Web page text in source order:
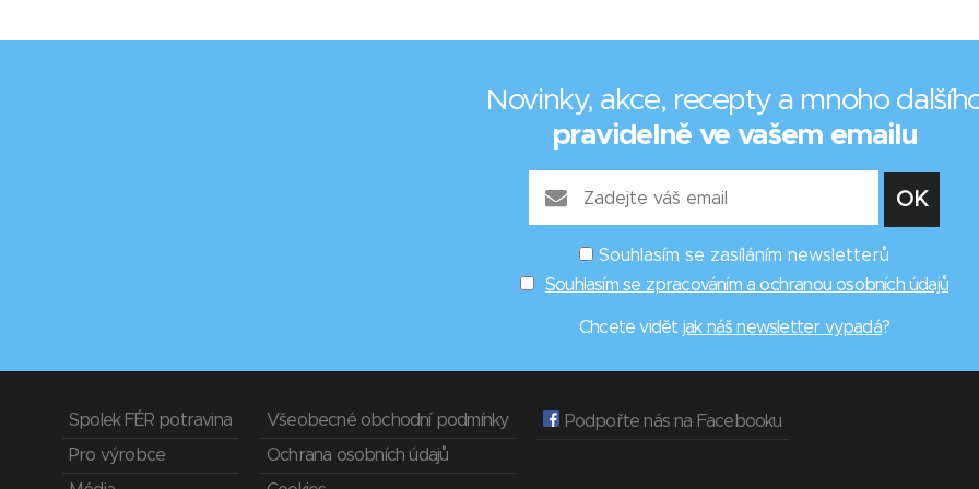
Novinky, akce, recepty a mnoho
pravidelně ve vašem emailu
Souhlasím se zasíláním newsletterů
Souhlasím se zpracováním a ochranou osobních údajů
Chcete vidět jak náš newsletter vypadá?
Spolek FÉR potravina
Pro výrobce
Všeobecné obchodní podmínky
Ochrana osobních údajů
Podpořte nás na Facebooku